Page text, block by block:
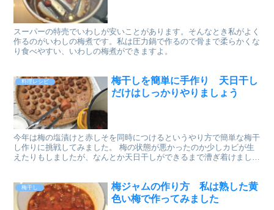
スーパーの特売でいわしが安いことがあります。そんなとき私がよく
作るのがいわしの梅煮です。私は圧力鍋で作るので骨まで柔らかくな
り食べやすい、いわしの梅煮ができますよ。
料理レシピ
梅干しを簡単に手作り 天日干し
だけはしっかりやりましょう
今年は梅の塩漬けと赤しそを同時につけるというやり方で簡単な梅干
し作りに挑戦してみました。 梅の状態が悪かったのか少しカビが生
えたりもしましたが、なんとか天日干しができるまで漕ぎ着けまし
梅干し
梅ジャムの作り方 私は熟した黄
色い梅で作ってみました